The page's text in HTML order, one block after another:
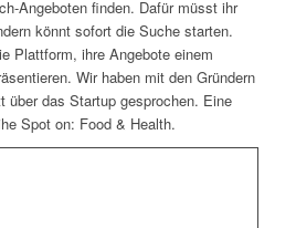
Angeboten finden. Dafür müsst ihr
könnt sofort die Suche starten.
Plattform, ihre Angebote einem
Wir haben mit den Gründern
über das Startup gesprochen. Eine
Spot on: Food & Health.